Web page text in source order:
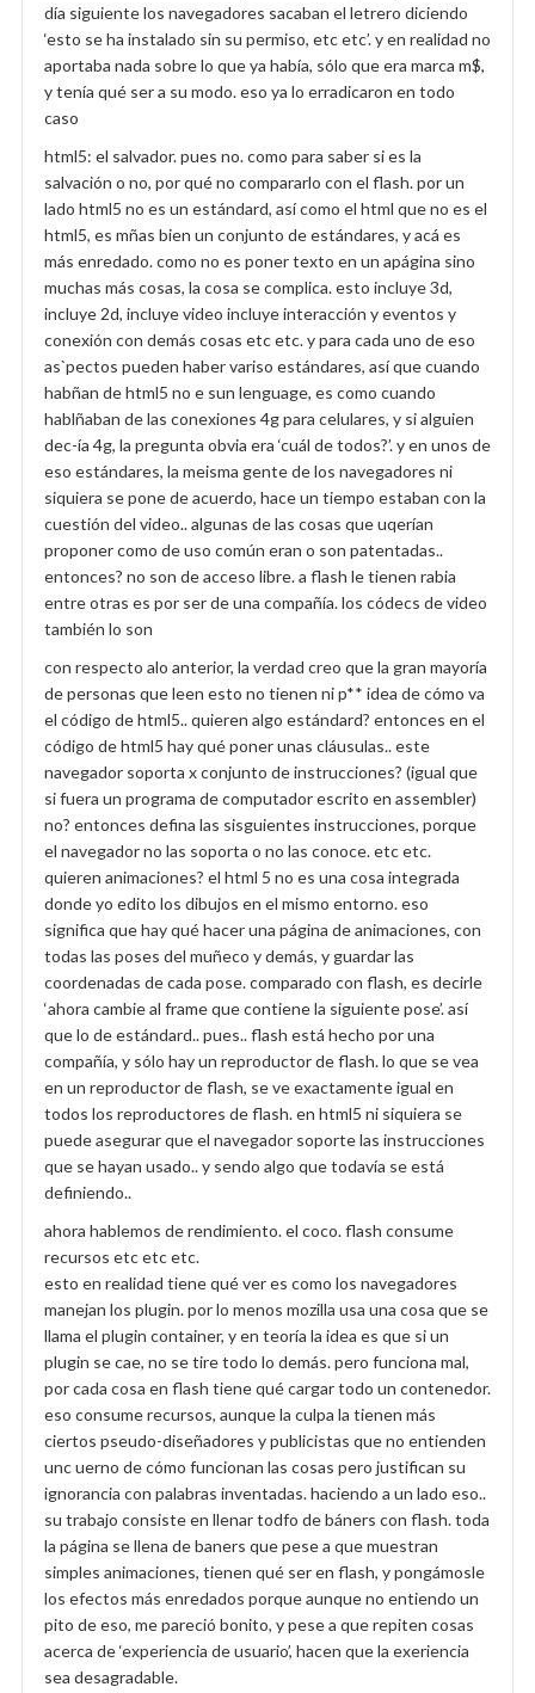
día siguiente los navegadores sacaban el letrero diciendo
‘esto se ha instalado sin su permiso, etc etc’. y en realidad no
aportaba nada sobre lo que ya había, sólo que era marca m$,
y tenía qué ser a su modo. eso ya lo erradicaron en todo
caso
html5: el salvador. pues no. como para saber si es la
salvación o no, por qué no compararlo con el flash. por un
lado html5 no es un estándard, así como el html que no es el
html5, es mñas bien un conjunto de estándares, y acá es
más enredado. como no es poner texto en un apágina sino
muchas más cosas, la cosa se complica. esto incluye 3d,
incluye 2d, incluye video incluye interacción y eventos y
conexión con demás cosas etc etc. y para cada uno de eso
as`pectos pueden haber variso estándares, así que cuando
habñan de html5 no e sun lenguage, es como cuando
hablñaban de las conexiones 4g para celulares, y si alguien
dec-ía 4g, la pregunta obvia era ‘cuál de todos?’. y en unos de
eso estándares, la meisma gente de los navegadores ni
siquiera se pone de acuerdo, hace un tiempo estaban con la
cuestión del video.. algunas de las cosas que uqerían
proponer como de uso común eran o son patentadas..
entonces? no son de acceso libre. a flash le tienen rabia
entre otras es por ser de una compañía. los códecs de video
también lo son
con respecto alo anterior, la verdad creo que la gran mayoría
de personas que leen esto no tienen ni p** idea de cómo va
el código de html5.. quieren algo estándard? entonces en el
código de html5 hay qué poner unas cláusulas.. este
navegador soporta x conjunto de instrucciones? (igual que
si fuera un programa de computador escrito en assembler)
no? entonces defina las sisguientes instrucciones, porque
el navegador no las soporta o no las conoce. etc etc.
quieren animaciones? el html 5 no es una cosa integrada
donde yo edito los dibujos en el mismo entorno. eso
significa que hay qué hacer una página de animaciones, con
todas las poses del muñeco y demás, y guardar las
coordenadas de cada pose. comparado con flash, es decirle
‘ahora cambie al frame que contiene la siguiente pose’. así
que lo de estándard.. pues.. flash está hecho por una
compañía, y sólo hay un reproductor de flash. lo que se vea
en un reproductor de flash, se ve exactamente igual en
todos los reproductores de flash. en html5 ni siquiera se
puede asegurar que el navegador soporte las instrucciones
que se hayan usado.. y sendo algo que todavía se está
definiendo..
ahora hablemos de rendimiento. el coco. flash consume
recursos etc etc etc.
esto en realidad tiene qué ver es como los navegadores
manejan los plugin. por lo menos mozilla usa una cosa que se
llama el plugin container, y en teoría la idea es que si un
plugin se cae, no se tire todo lo demás. pero funciona mal,
por cada cosa en flash tiene qué cargar todo un contenedor.
eso consume recursos, aunque la culpa la tienen más
ciertos pseudo-diseñadores y publicistas que no entienden
unc uerno de cómo funcionan las cosas pero justifican su
ignorancia con palabras inventadas. haciendo a un lado eso..
su trabajo consiste en llenar todfo de báners con flash. toda
la página se llena de baners que pese a que muestran
simples animaciones, tienen qué ser en flash, y pongámosle
los efectos más enredados porque aunque no entiendo un
pito de eso, me pareció bonito, y pese a que repiten cosas
acerca de ‘experiencia de usuario’, hacen que la exeriencia
sea desagradable.